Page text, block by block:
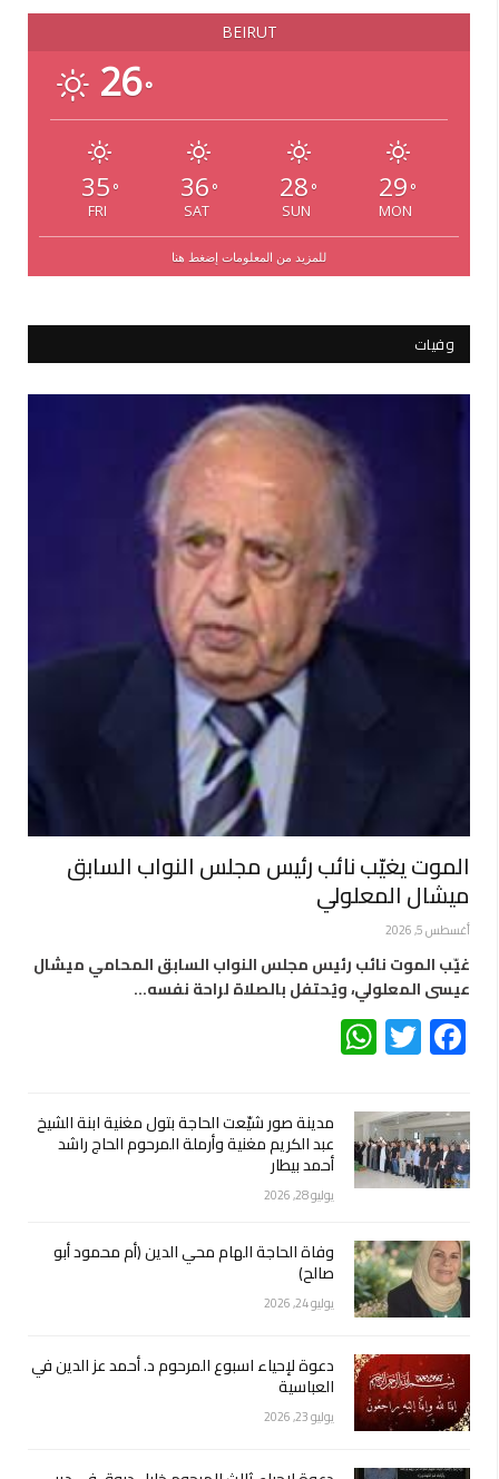
BEIRUT
26°
35 °
FRI
36 °
SAT
28 °
SUN
29 °
MON
للمزيد من المعلومات إضغط هنا
وفيات
الموت يغيّب نائب رئيس مجلس النواب السابق
ميشال المعلولي
أغسطس 5, 2026
غيّب الموت نائب رئيس مجلس النواب السابق المحامي ميشال
عيسى المعلولي، ويُحتفل بالصلاة لراحة نفسه…
Facebook
Twitter
مدينة صور شيّعت الحاجة بتول مغنية ابنة الشيخ
عبد الكريم مغنية وأرملة المرحوم الحاج راشد
أحمد بيطار
يوليو 28, 2026
وفاة الحاجة الهام محي الدين (أم محمود أبو
صالح)
يوليو 24, 2026
دعوة لإحياء اسبوع المرحوم د. أحمد عز الدين في
العباسية
يوليو 23, 2026